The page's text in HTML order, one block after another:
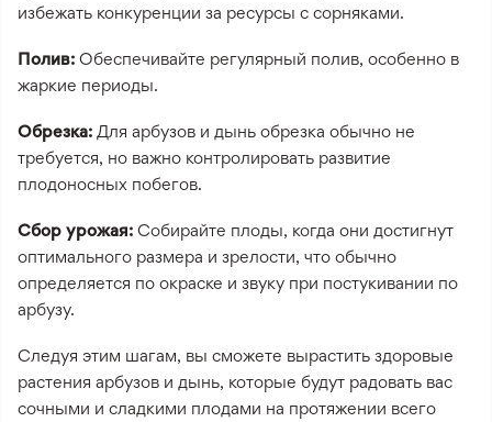
избежать конкуренции за ресурсы с сорняками.
Полив: Обеспечивайте регулярный полив, особенно в
жаркие периоды.
Обрезка: Для арбузов и дынь обрезка обычно не
требуется, но важно контролировать развитие
плодоносных побегов.
Сбор урожая: Собирайте плоды, когда они достигнут
оптимального размера и зрелости, что обычно
определяется по окраске и звуку при постукивании по
арбузу.
Следуя этим шагам, вы сможете вырастить здоровые
растения арбузов и дынь, которые будут радовать вас
сочными и сладкими плодами на протяжении всего